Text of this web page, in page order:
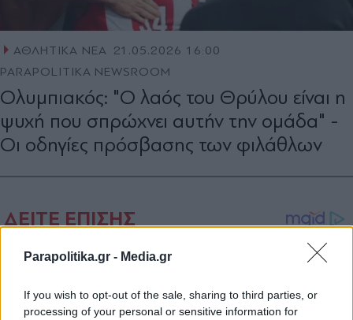
Parapolitika.gr - Media.gr
If you wish to opt-out of the sale, sharing to third parties, or
processing of your personal or sensitive information for
ΑΘΛΗΤΙΚΑ ΝΕΑ 21.05.2026 16:00
PARAPOLITIKA NEWSROOM
Ολυμπιακός: "Ο λαός του Θρύλου είναι η
ψυχή που σπρώχνει αυτήν την ομάδα" -
Οι οδηγίες πρόσβασης των φιλάθλων